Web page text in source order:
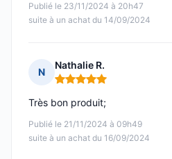
Publié le 23/11/2024 à 20h47
suite à un achat du 14/09/2024
N
Nathalie R.
Note : 5 sur 5
Publié le 21/11/2024 à 09h49
suite à un achat du 16/09/2024
Très bon produit;